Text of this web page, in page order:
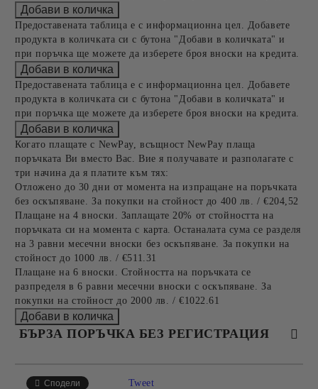
Предоставената таблица е с информационна цел. Добавете
продукта в количката си с бутона "Добави в количката" и
при поръчка ще можете да изберете броя вноски на кредита.
Предоставената таблица е с информационна цел. Добавете
продукта в количката си с бутона "Добави в количката" и
при поръчка ще можете да изберете броя вноски на кредита.
Когато плащате с NewPay, всъщност NewPay плаща
поръчката Ви вместо Вас. Вие я получавате и разполагате с
три начина да я платите към тях:
Отложено до 30 дни от момента на изпращане на поръчката
без оскъпяване. За покупки на стойност до 400 лв. / €204,52
Плащане на 4 вноски. Заплащате 20% от стойността на
поръчката си на момента с карта. Останалата сума се разделя
на 3 равни месечни вноски без оскъпяване. За покупки на
стойност до 1000 лв. / €511.31
Плащане на 6 вноски. Стойността на поръчката се
разпределя в 6 равни месечни вноски с оскъпяване. За
покупки на стойност до 2000 лв. / €1022.61
БЪРЗА ПОРЪЧКА БЕЗ РЕГИСТРАЦИЯ
Сподели Tweet